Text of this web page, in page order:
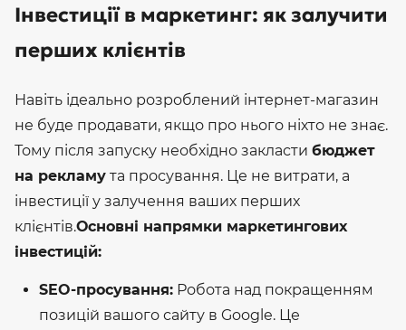
Інвестиції в маркетинг: як залучити
перших клієнтів
Навіть ідеально розроблений інтернет-магазин
не буде продавати, якщо про нього ніхто не знає.
Тому після запуску необхідно закласти бюджет
на рекламу та просування. Це не витрати, а
інвестиції у залучення ваших перших
клієнтів.Основні напрямки маркетингових
інвестицій:
SEO-просування:Робота над покращенням
позицій вашого сайту в Google. Це